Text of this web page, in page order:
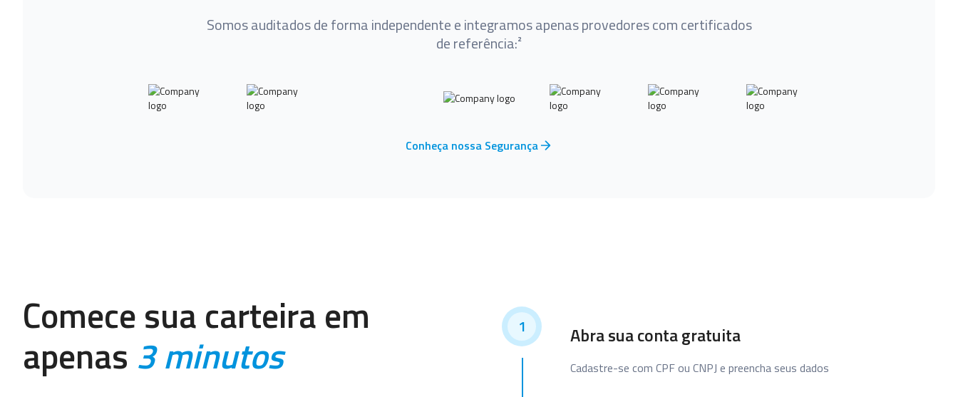
Somos auditados de forma independente e integramos apenas provedores com certificados
de referência:²
Conheça nossa Segurança
Comece sua carteira em
apenas 3 minutos
1 Abra sua conta gratuita
Cadastre-se com CPF ou CNPJ e preencha seus dados